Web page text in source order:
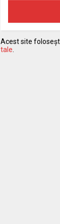
Acest site
tale